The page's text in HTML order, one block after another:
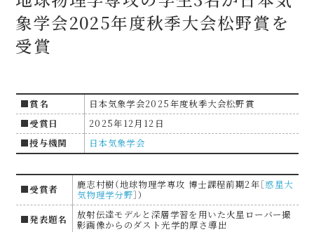
象学会2025年度秋季大会松野賞を
受賞
■賞名
日本気象学会2025年度秋季大会松野賞
■受賞日
2025年12月12日
■授与機関
日本気象学会
■受賞者 鹿志村樹（地球物理学専攻 博士課程前期2年［惑星大
気物理学分野］）
■発表題名
放射伝達モデルと深層学習を用いた火星ローバー撮
影画像からのダスト光学的厚さ導出